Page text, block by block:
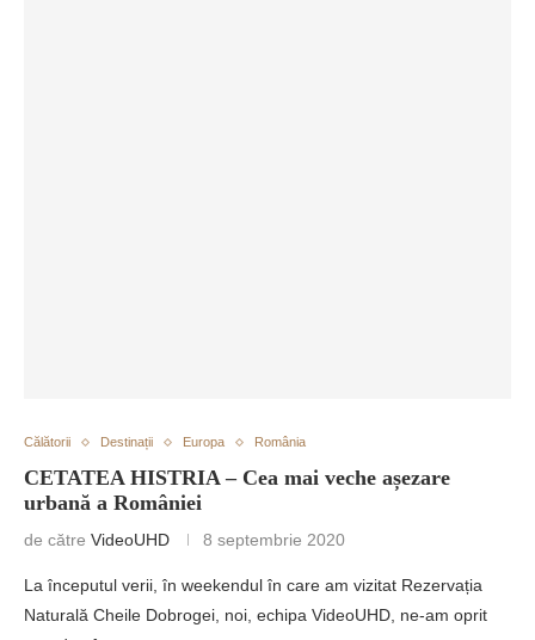
Călătorii Destinații Europa România
CETATEA HISTRIA – Cea mai veche așezare
urbană a României
de către VideoUHD 8 septembrie 2020
La începutul verii, în weekendul în care am vizitat Rezervația
Naturală Cheile Dobrogei, noi, echipa VideoUHD, ne-am oprit